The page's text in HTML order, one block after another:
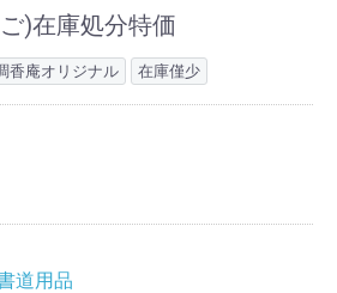
)在庫処分特価
香庵オリジナル 在庫僅少
道用品